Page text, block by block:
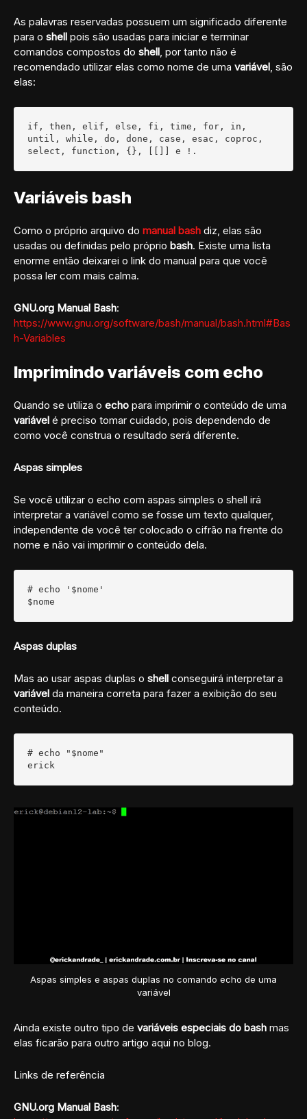
As palavras reservadas possuem um significado diferente
para o shell pois são usadas para iniciar e terminar
comandos compostos do shell, por tanto não é
recomendado utilizar elas como nome de uma variável, são
elas:
if, then, elif, else, fi, time, for, in,
until, while, do, done, case, esac, coproc,
select, function, {}, [[]] e !.
Variáveis bash
Como o próprio arquivo do manual bash diz, elas são
usadas ou definidas pelo próprio bash. Existe uma lista
enorme então deixarei o link do manual para que você
possa ler com mais calma.
GNU.org Manual Bash:
https://www.gnu.org/software/bash/manual/bash.html#Bas
h-Variables
Imprimindo variáveis com echo
Quando se utiliza o echo para imprimir o conteúdo de uma
variável é preciso tomar cuidado, pois dependendo de
como você construa o resultado será diferente.
Aspas simples
Se você utilizar o echo com aspas simples o shell irá
interpretar a variável como se fosse um texto qualquer,
independente de você ter colocado o cifrão na frente do
nome e não vai imprimir o conteúdo dela.
# echo '$nome'
$nome
Aspas duplas
Mas ao usar aspas duplas o shell conseguirá interpretar a
variável da maneira correta para fazer a exibição do seu
conteúdo.
# echo "$nome"
erick
Aspas simples e aspas duplas no comando echo de uma
variável
Ainda existe outro tipo de variáveis especiais do bash mas
elas ficarão para outro artigo aqui no blog.
Links de referência
GNU.org Manual Bash: